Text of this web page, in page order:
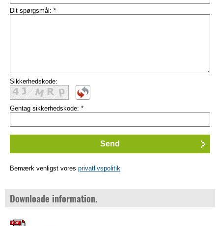
Dit spørgsmål: *
Sikkerhedskode:
Gentag sikkerhedskode: *
Bemærk venligst vores privatlivspolitik
Downloade information.